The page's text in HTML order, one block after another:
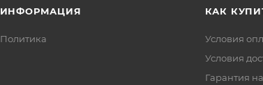
ИНФОРМАЦИЯ
Политика
КАК
Условия
Условия
Гарантия